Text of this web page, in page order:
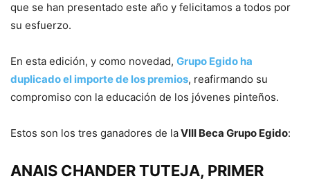
que se han presentado este año y felicitamos a todos por
su esfuerzo.
En esta edición, y como novedad, Grupo Egido ha
duplicado el importe de los premios, reafirmando su
compromiso con la educación de los jóvenes pinteños.
Estos son los tres ganadores de laVIII Beca Grupo Egido:
ANAIS CHANDER TUTEJA, PRIMER